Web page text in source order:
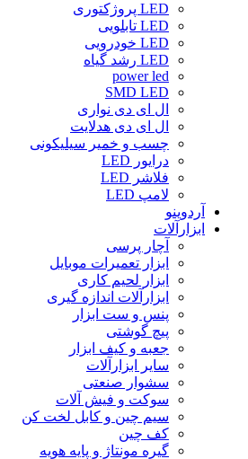
LED پروژکتوری
LED تابلویی
LED خودرویی
LED رشد گیاه
power led
SMD LED
ال ای دی نواری
ال ای دی هدلایت
چسب و خمیر سیلیکونی
درایور LED
فلاشر LED
لامپ LED
آردوینو
ابزارآلات
آچار پرسی
ابزار تعمیرات موبایل
ابزار لحیم کاری
ابزارآلات اندازه گیری
پنس و ست ابزار
پیچ گوشتی
جعبه و کیف ابزار
سایر ابزارآلات
سشوار صنعتی
سوکت و فیش آلات
سیم چین و کابل لخت کن
کف چین
گیره مونتاژ و پایه هویه